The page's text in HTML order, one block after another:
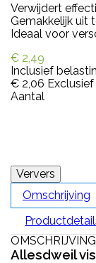
Verwijdert
Gemakkelijk uit
Ideaal voor
€ 2,49
Inclusief
€ 2,06
Aantal
Omschrijving
OMSCHRIJVING
Allesdweil